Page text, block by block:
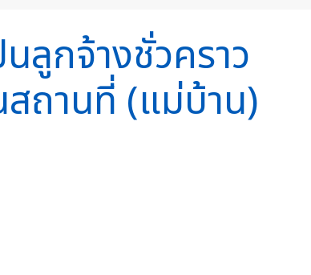
ลูกจ้างชั่วคราว
สถานที่ (แม่บ้าน)